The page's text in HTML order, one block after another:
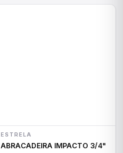
ESTRELA
ABRACADEIRA IMPACTO 3/4"